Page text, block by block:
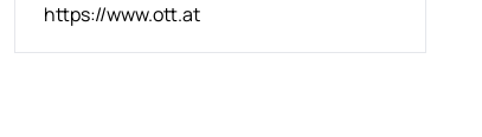
https://www.ott.at